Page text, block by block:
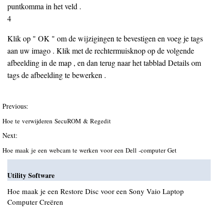
puntkomma in het veld .
4
Klik op " OK " om de wijzigingen te bevestigen en voeg je tags
aan uw imago . Klik met de rechtermuisknop op de volgende
afbeelding in de map , en dan terug naar het tabblad Details om
tags de afbeelding te bewerken .
Previous:
Hoe te verwijderen SecuROM & Regedit
Next:
Hoe maak je een webcam te werken voor een Dell -computer Get
Utility Software
Hoe maak je een Restore Disc voor een Sony Vaio Laptop
Computer Creëren